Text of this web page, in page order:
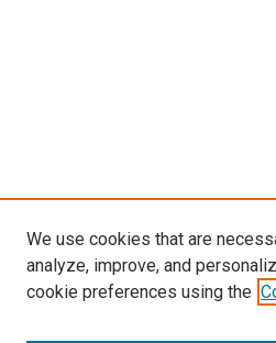
We use cookies that are
analyze, improve, and
cookie preferences using the